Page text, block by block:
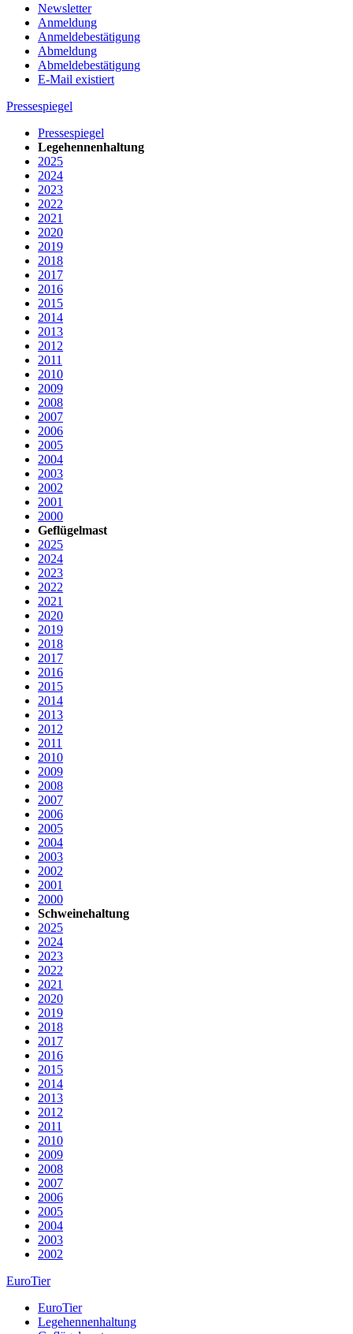
Newsletter
Anmeldung
Anmeldebestätigung
Abmeldung
Abmeldebestätigung
E-Mail existiert
Pressespiegel
Pressespiegel
Legehennenhaltung
2025
2024
2023
2022
2021
2020
2019
2018
2017
2016
2015
2014
2013
2012
2011
2010
2009
2008
2007
2006
2005
2004
2003
2002
2001
2000
Geflügelmast
2025
2024
2023
2022
2021
2020
2019
2018
2017
2016
2015
2014
2013
2012
2011
2010
2009
2008
2007
2006
2005
2004
2003
2002
2001
2000
Schweinehaltung
2025
2024
2023
2022
2021
2020
2019
2018
2017
2016
2015
2014
2013
2012
2011
2010
2009
2008
2007
2006
2005
2004
2003
2002
EuroTier
EuroTier
Legehennenhaltung